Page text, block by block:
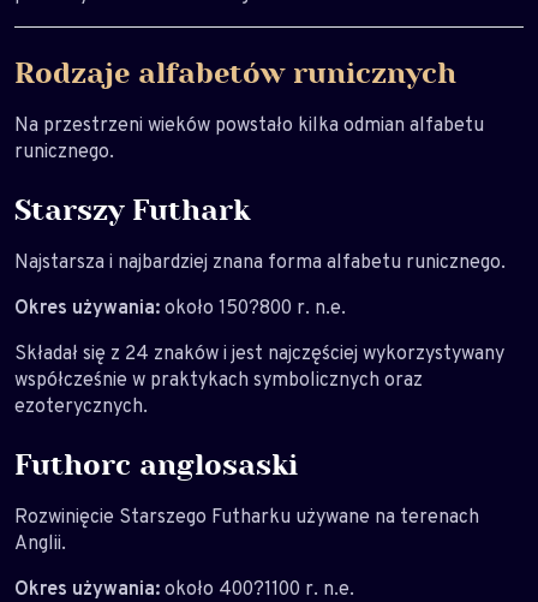
Rodzaje alfabetów runicznych
Na przestrzeni wieków powstało kilka odmian alfabetu
runicznego.
Starszy Futhark
Najstarsza i najbardziej znana forma alfabetu runicznego.
Okres używania:około 150?800 r. n.e.
Składał się z 24 znaków i jest najczęściej wykorzystywany
współcześnie w praktykach symbolicznych oraz
ezoterycznych.
Futhorc anglosaski
Rozwinięcie Starszego Futharku używane na terenach
Anglii.
Okres używania:około 400?1100 r. n.e.